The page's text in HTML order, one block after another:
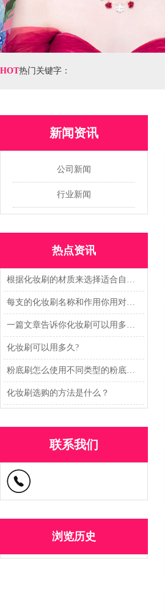
HOT热门关键字：
新闻资讯
公司新闻
行业新闻
热点资讯
根据化妆刷的材质来选择适合自己的
每支的化妆刷名称和作用你用对了吗？
一篇文章告诉你化妆刷可以用多久?
化妆刷可以用多久?
粉底刷怎么使用不同类型的粉底刷又怎么用法
化妆刷选购的方法是什么？
联系我们
浏览历史